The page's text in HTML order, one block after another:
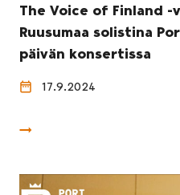
The Voice of Finland -
Ruusumaa solistina
päivän konsertissa
17.9.2024